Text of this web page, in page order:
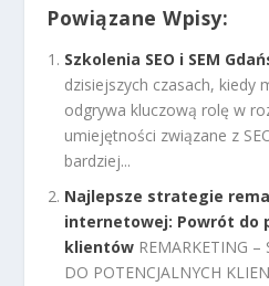
Powiązane Wpisy:
Szkolenia SEO i SEM
dzisiejszych czasach, kiedy
odgrywa kluczową rolę w
umiejętności związane z
bardziej...
Najlepsze strategie
internetowej: Powrót do
klientów REMARKETING –
DO POTENCJALNYCH